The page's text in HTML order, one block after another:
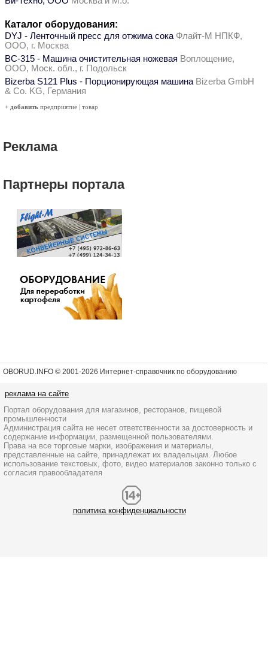
Каталог оборудования:
DYJ - Ленточный пресс для отжима сока Флайт-М НПКФ,
ООО, г. Москва
ВС-315 - Машина очистительная ножевая Воплощение,
ООО, Моск. обл., г. Подольск
Bizerba S121 Plus - Порционирующая машина Bizerba GmbH
& Co. KG, Германия
+ добавить предприятие | товар
Реклама
Партнеры портала
OBORUD.INFO © 2001-2026 Интернет-справочник по оборудованию
реклама на сайте
Портал оборудования для магазинов, ресторанов, пищевой
промышленности
Администрация сайта не несет ответственности за достоверность и
содержание информации, размещенной пользователями.
Права на все торговые марки, изображения и материалы,
представленные на сайте, принадлежат их владельцам. Любое
использование текстовых, фото, видео материалов законно только с
согласия правообладателя
политика конфиденциальности